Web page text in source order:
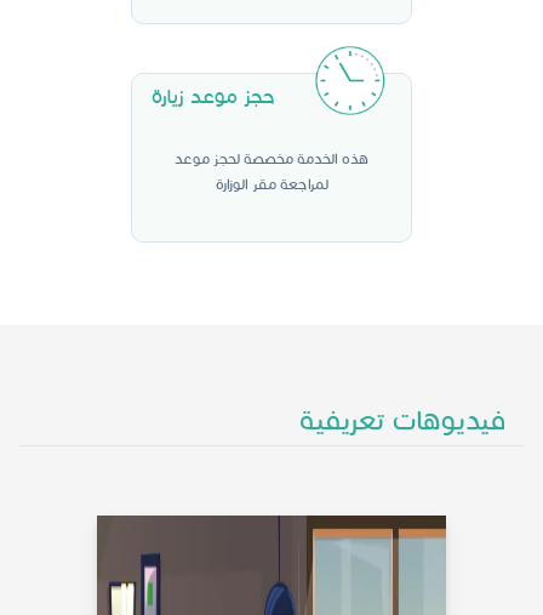
حجز موعد زيارة
هذه الخدمة مخصصة لحجز موعد
لمراجعة مقر الوزارة
فيديوهات تعريفية